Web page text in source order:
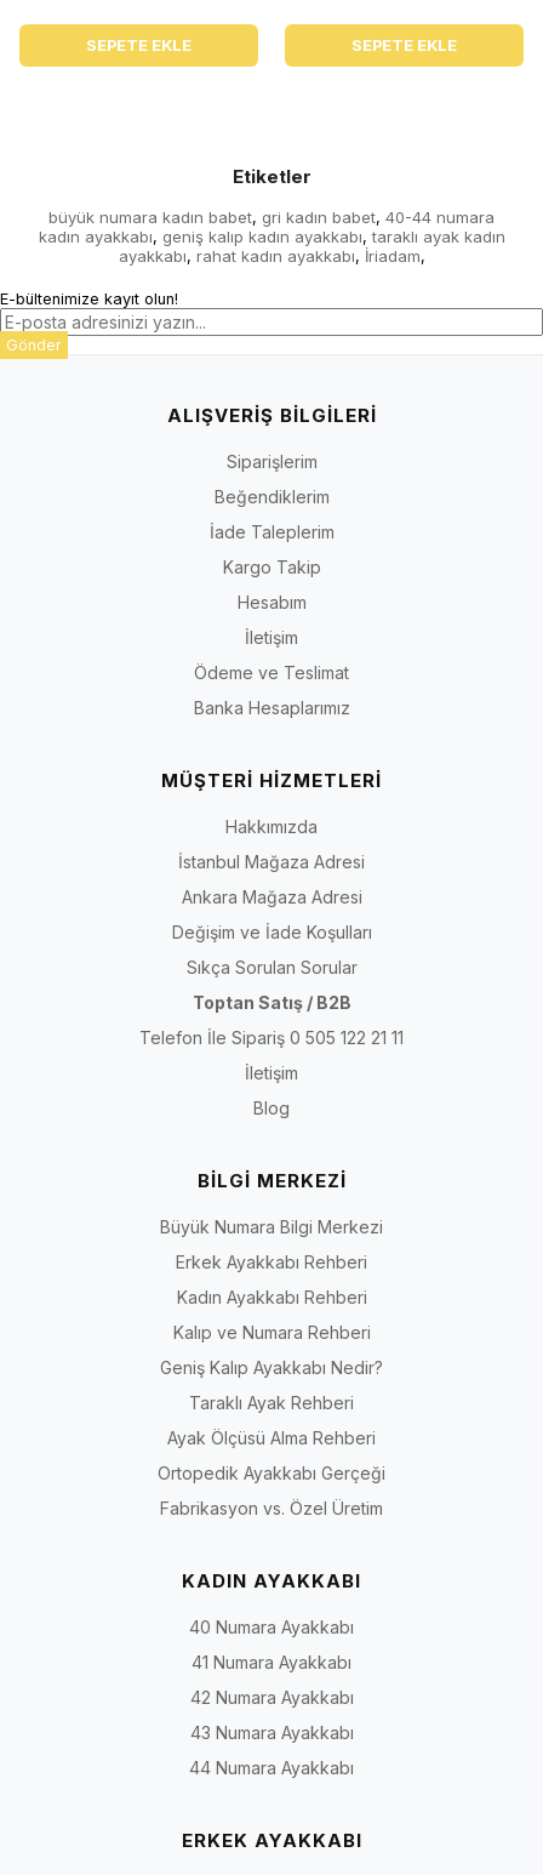
SEPETE EKLE SEPETE EKLE
Etiketler
büyük numara kadın babet, gri kadın babet, 40-44 numara
kadın ayakkabı, geniş kalıp kadın ayakkabı, taraklı ayak kadın
ayakkabı, rahat kadın ayakkabı, İriadam,
E-bültenimize kayıt olun!
Gönder
ALIŞVERİŞ BİLGİLERİ
Siparişlerim
Beğendiklerim
İade Taleplerim
Kargo Takip
Hesabım
İletişim
Ödeme ve Teslimat
Banka Hesaplarımız
MÜŞTERİ HİZMETLERİ
Hakkımızda
İstanbul Mağaza Adresi
Ankara Mağaza Adresi
Değişim ve İade Koşulları
Sıkça Sorulan Sorular
Toptan Satış / B2B
Telefon İle Sipariş 0 505 122 21 11
İletişim
Blog
BİLGİ MERKEZİ
Büyük Numara Bilgi Merkezi
Erkek Ayakkabı Rehberi
Kadın Ayakkabı Rehberi
Kalıp ve Numara Rehberi
Geniş Kalıp Ayakkabı Nedir?
Taraklı Ayak Rehberi
Ayak Ölçüsü Alma Rehberi
Ortopedik Ayakkabı Gerçeği
Fabrikasyon vs. Özel Üretim
KADIN AYAKKABI
40 Numara Ayakkabı
41 Numara Ayakkabı
42 Numara Ayakkabı
43 Numara Ayakkabı
44 Numara Ayakkabı
ERKEK AYAKKABI